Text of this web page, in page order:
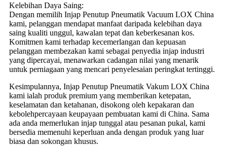
Kelebihan Daya Saing:
Dengan memilih Injap Penutup Pneumatik Vacuum LOX China
kami, pelanggan mendapat manfaat daripada kelebihan daya
saing kualiti unggul, kawalan tepat dan keberkesanan kos.
Komitmen kami terhadap kecemerlangan dan kepuasan
pelanggan membezakan kami sebagai penyedia injap industri
yang dipercayai, menawarkan cadangan nilai yang menarik
untuk perniagaan yang mencari penyelesaian peringkat tertinggi.
Kesimpulannya, Injap Penutup Pneumatik Vakum LOX China
kami ialah produk premium yang memberikan ketepatan,
keselamatan dan ketahanan, disokong oleh kepakaran dan
kebolehpercayaan keupayaan pembuatan kami di China. Sama
ada anda memerlukan injap tunggal atau pesanan pukal, kami
bersedia memenuhi keperluan anda dengan produk yang luar
biasa dan sokongan khusus.